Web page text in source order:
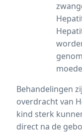
Behandelingen
overdracht van
kind sterk
direct na de